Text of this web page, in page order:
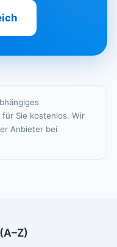
Sie kostenlos. Wir
Anbieter bei